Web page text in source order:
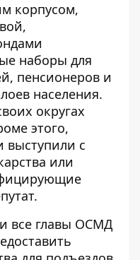
корпусом,
наборы для
пенсионеров и
населения.
округах
этого,
выступили с
или
все главы ОСМД